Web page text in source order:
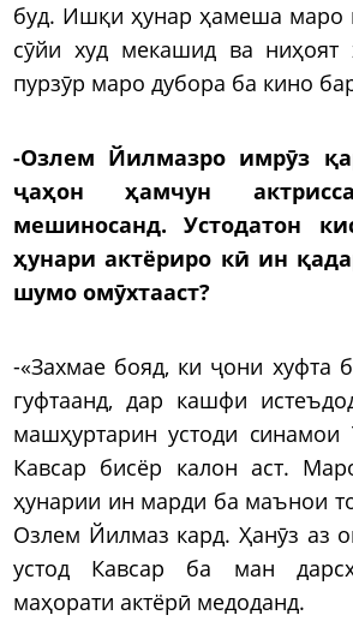
буд. Ишқи ҳунар ҳамеша маро
сӯйи худ мекашид ва ниҳоят
пурзӯр маро дубора ба кино
-Озлем Йилмазро имрӯз
ҷаҳон ҳамчун
мешиносанд. Устодатон
ҳунари актёриро кӣ ин
шумо омӯхтааст?
-«Захмае бояд, ки ҷони хуфта
гуфтаанд, дар кашфи
машҳуртарин устоди
Кавсар бисёр калон аст.
ҳунарии ин марди ба маънои
Озлем Йилмаз кард. Ҳанӯз аз
устод Кавсар ба ман
маҳорати актёрӣ медоданд.